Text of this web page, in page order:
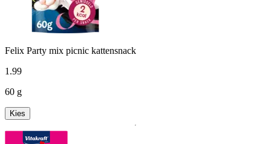
Felix Party mix picnic kattensnack
1 .99
60 g
Kies